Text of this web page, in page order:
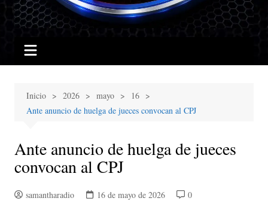
Inicio 2026 mayo
16
Ante anuncio de huelga de jueces convocan al CPJ
Ante anuncio de huelga de jueces
convocan al CPJ
samantharadio 16 de mayo de 2026
0